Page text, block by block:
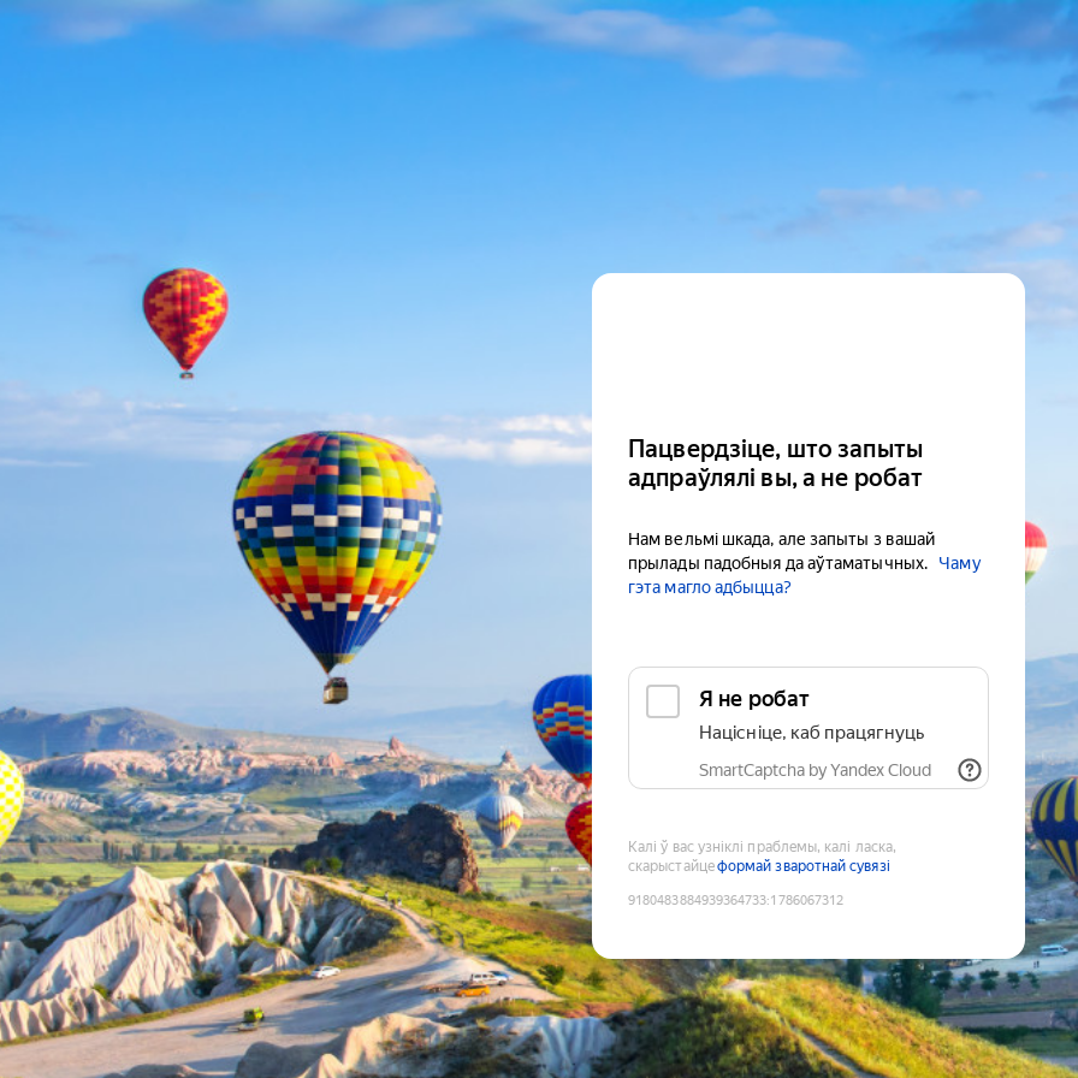
Пацвердзіце, што запыты
адпраўлялі вы, а не робат
Нам вельмі шкада, але запыты з вашай
прылады падобныя да аўтаматычных.
Чаму
гэта магло адбыцца?
Я не робат
Націсніце, каб працягнуць
SmartCaptcha by Yandex Cloud
Калі ў вас узніклі праблемы, калі ласка,
скарыстайцеформай зваротнай сувязі
9180483884939364733:1786067312